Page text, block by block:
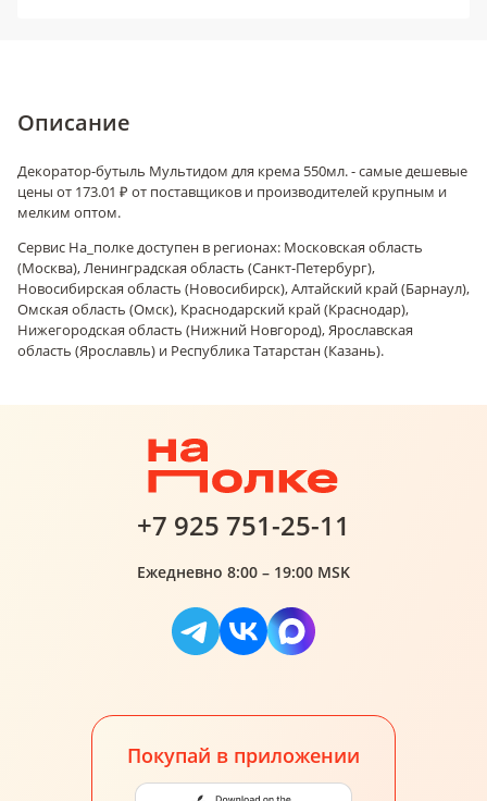
Описание
Декоратор-бутыль Мультидом для крема 550мл. - самые дешевые
цены от 173.01 ₽ от поставщиков и производителей крупным и
мелким оптом.
Сервис На_полке доступен в регионах: Московская область
(Москва), Ленинградская область (Санкт-Петербург),
Новосибирская область (Новосибирск), Алтайский край (Барнаул),
Омская область (Омск), Краснодарский край (Краснодар),
Нижегородская область (Нижний Новгород), Ярославская
область (Ярославль) и Республика Татарстан (Казань).
+7 925 751-25-11
Ежедневно 8:00 – 19:00 MSK
Покупай в приложении